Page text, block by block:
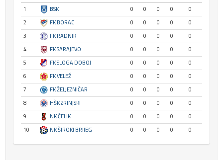
1
BSK 0 0 0 0
0
2
FK BORAC 0 0 0 0
0
3
FK RADNIK 0 0 0 0
0
4
FK SARAJEVO 0 0 0 0
0
5
FK SLOGA DOBOJ 0 0 0 0
0
6
FK VELEŽ 0 0 0 0
0
7
FK ŽELJEZNIČAR 0 0 0 0
0
8
HŠK ZRINJSKI 0 0 0 0
0
9
NK ČELIK 0 0 0 0
0
10
NK ŠIROKI BRIJEG 0 0 0 0 0